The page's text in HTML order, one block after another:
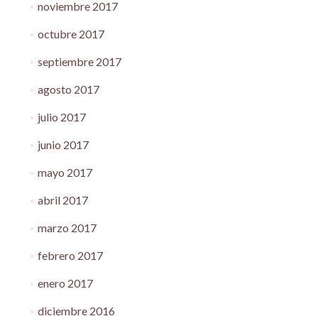
noviembre 2017
octubre 2017
septiembre 2017
agosto 2017
julio 2017
junio 2017
mayo 2017
abril 2017
marzo 2017
febrero 2017
enero 2017
diciembre 2016